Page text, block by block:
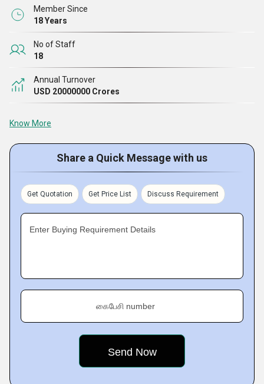
Member Since
18 Years
No of Staff
18
Annual Turnover
USD 20000000 Crores
Know More
Share a Quick Message with us
Get Quotation Get Price List Discuss Requirement
Enter Buying Requirement Details
கைபேசி number